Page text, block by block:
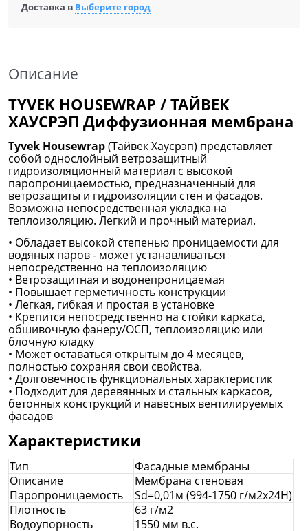
Доставка в Выберите город
Описание
TYVEK HOUSEWRAP / ТАЙВЕК
ХАУСРЭП Диффузионная мембрана
Tyvek Housewrap(Тайвек Хаусрэп) представляет
собой однослойный ветрозащитный
гидроизоляционный материал с высокой
паропроницаемостью, предназначенный для
ветрозащиты и гидроизоляции стен и фасадов.
Возможна непосредственная укладка на
теплоизоляцию. Легкий и прочный материал.
• Обладает высокой степенью проницаемости для
водяных паров - может устанавливаться
непосредственно на теплоизоляцию
• Ветрозащитная и водонепроницаемая
• Повышает герметичность конструкции
• Легкая, гибкая и простая в установке
• Крепится непосредственно на стойки каркаса,
обшивочную фанеру/ОСП, теплоизоляцию или
блочную кладку
• Может оставаться открытым до 4 месяцев,
полностью сохраняя свои свойства.
• Долговечность функциональных характеристик
• Подходит для деревянных и стальных каркасов,
бетонных конструкций и навесных вентилируемых
фасадов
Характеристики
Тип
Фасадные мембраны
Описание
Мембрана стеновая
Паропроницаемость
Sd=0,01м (994-1750 г/м2х24Н)
Плотность
63 г/м2
Водоупорность
1550 мм в.с.